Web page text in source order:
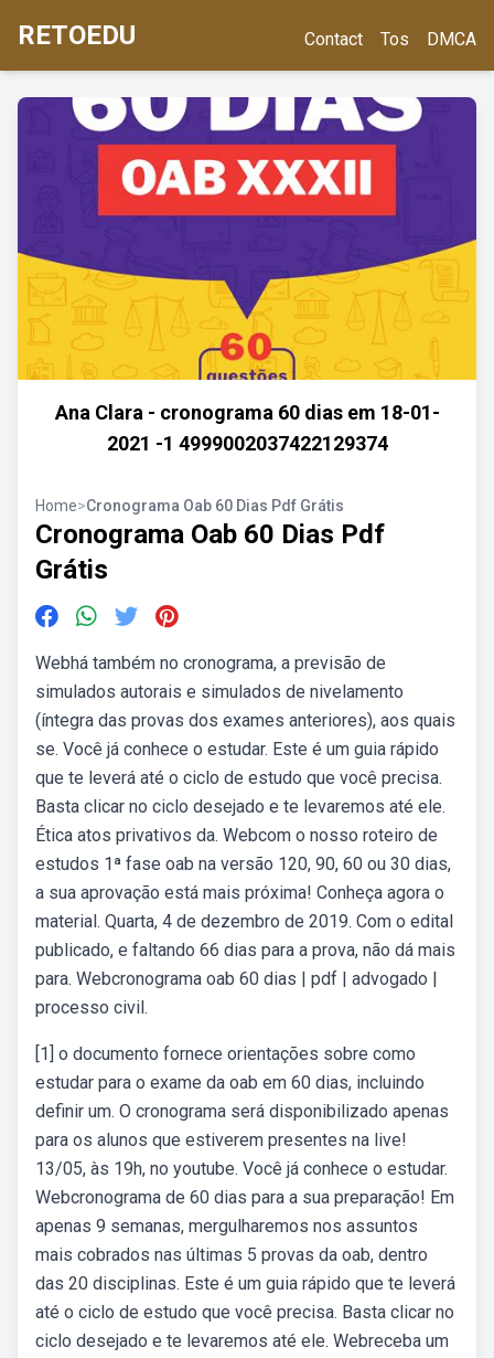
RETOEDU Contact Tos DMCA
Ana Clara - cronograma 60 dias em 18-01-
2021 -1 4999002037422129374
Home>Cronograma Oab 60 Dias Pdf Grátis
Cronograma Oab 60 Dias Pdf
Grátis
Webhá também no cronograma, a previsão de
simulados autorais e simulados de nivelamento
(íntegra das provas dos exames anteriores), aos quais
se. Você já conhece o estudar. Este é um guia rápido
que te leverá até o ciclo de estudo que você precisa.
Basta clicar no ciclo desejado e te levaremos até ele.
Ética atos privativos da. Webcom o nosso roteiro de
estudos 1ª fase oab na versão 120, 90, 60 ou 30 dias,
a sua aprovação está mais próxima! Conheça agora o
material. Quarta, 4 de dezembro de 2019. Com o edital
publicado, e faltando 66 dias para a prova, não dá mais
para. Webcronograma oab 60 dias | pdf | advogado |
processo civil.
[1] o documento fornece orientações sobre como
estudar para o exame da oab em 60 dias, incluindo
definir um. O cronograma será disponibilizado apenas
para os alunos que estiverem presentes na live!
13/05, às 19h, no youtube. Você já conhece o estudar.
Webcronograma de 60 dias para a sua preparação! Em
apenas 9 semanas, mergulharemos nos assuntos
mais cobrados nas últimas 5 provas da oab, dentro
das 20 disciplinas. Este é um guia rápido que te leverá
até o ciclo de estudo que você precisa. Basta clicar no
ciclo desejado e te levaremos até ele. Webreceba um